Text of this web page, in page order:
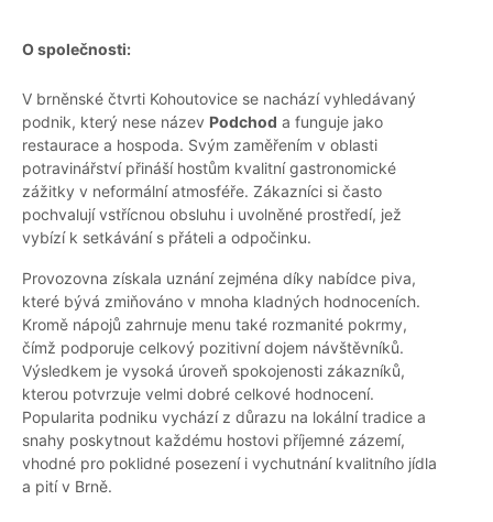
O společnosti:
V brněnské čtvrti Kohoutovice se nachází vyhledávaný
podnik, který nese název Podchod a funguje jako
restaurace a hospoda. Svým zaměřením v oblasti
potravinářství přináší hostům kvalitní gastronomické
zážitky v neformální atmosféře. Zákazníci si často
pochvalují vstřícnou obsluhu i uvolněné prostředí, jež
vybízí k setkávání s přáteli a odpočinku.
Provozovna získala uznání zejména díky nabídce piva,
které bývá zmiňováno v mnoha kladných hodnoceních.
Kromě nápojů zahrnuje menu také rozmanité pokrmy,
čímž podporuje celkový pozitivní dojem návštěvníků.
Výsledkem je vysoká úroveň spokojenosti zákazníků,
kterou potvrzuje velmi dobré celkové hodnocení.
Popularita podniku vychází z důrazu na lokální tradice a
snahy poskytnout každému hostovi příjemné zázemí,
vhodné pro poklidné posezení i vychutnání kvalitního jídla
a pití v Brně.